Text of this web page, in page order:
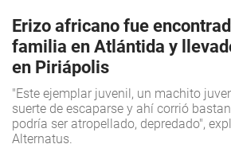
Erizo africano fue
familia en Atlántida y
en Piriápolis
"Este ejemplar juvenil, un machito
suerte de escaparse y ahí corrió
podría ser atropellado, depredado",
Alternatus.